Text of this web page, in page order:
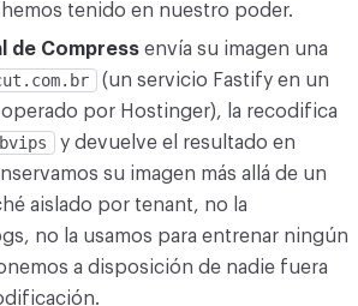
tenido en nuestro poder.
de Compress envía su imagen una
(un servicio Fastify en un
operado por Hostinger), la recodifica
y devuelve el resultado en
su imagen más allá de un
aislado por tenant, no la
no la usamos para entrenar ningún
a disposición de nadie fuera